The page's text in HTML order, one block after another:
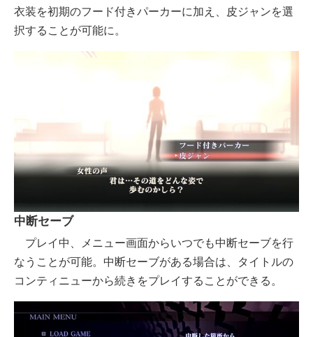
衣装を初期のフード付きパーカーに加え、皮ジャンを選
択することが可能に。
中断セーブ
プレイ中、メニュー画面からいつでも中断セーブを行
なうことが可能。中断セーブがある場合は、タイトルの
コンティニューから続きをプレイすることができる。